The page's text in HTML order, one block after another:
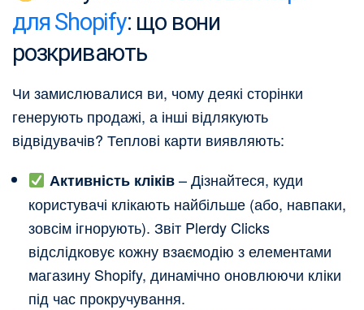
для Shopify: що вони
розкривають
Чи замислювалися ви, чому деякі сторінки
генерують продажі, а інші відлякують
відвідувачів? Теплові карти виявляють:
Активність кліків– Дізнайтеся, куди
користувачі клікають найбільше (або, навпаки,
зовсім ігнорують). Звіт Plerdy Clicks
відслідковує кожну взаємодію з елементами
магазину Shopify, динамічно оновлюючи кліки
під час прокручування.